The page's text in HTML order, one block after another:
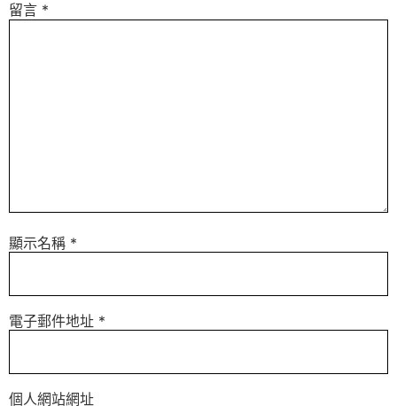
留言 *
顯示名稱 *
電子郵件地址 *
個人網站網址